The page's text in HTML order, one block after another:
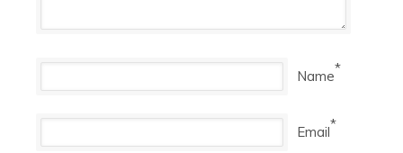
Name*
Email*